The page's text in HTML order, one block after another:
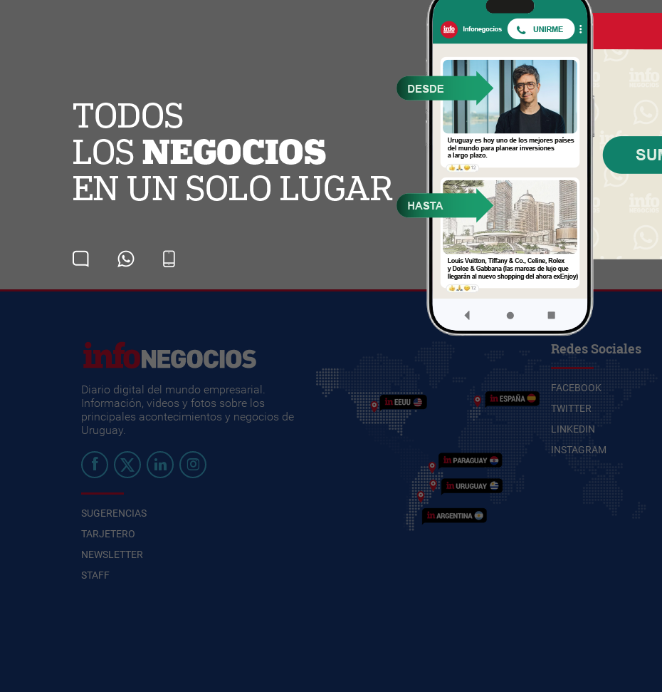
Diario digital del mundo empresarial.
Información, videos y fotos sobre los
principales acontecimientos y negocios de
Uruguay.
SUGERENCIAS
TARJETERO
NEWSLETTER
STAFF
Redes Sociales
FACEBOOK
TWITTER
LINKEDIN
INSTAGRAM